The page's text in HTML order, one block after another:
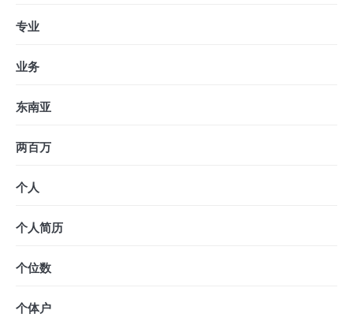
专业
业务
东南亚
两百万
个人
个人简历
个位数
个体户